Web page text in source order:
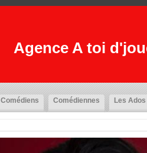
Agence A toi
Comédiens Comédiennes Les Ados